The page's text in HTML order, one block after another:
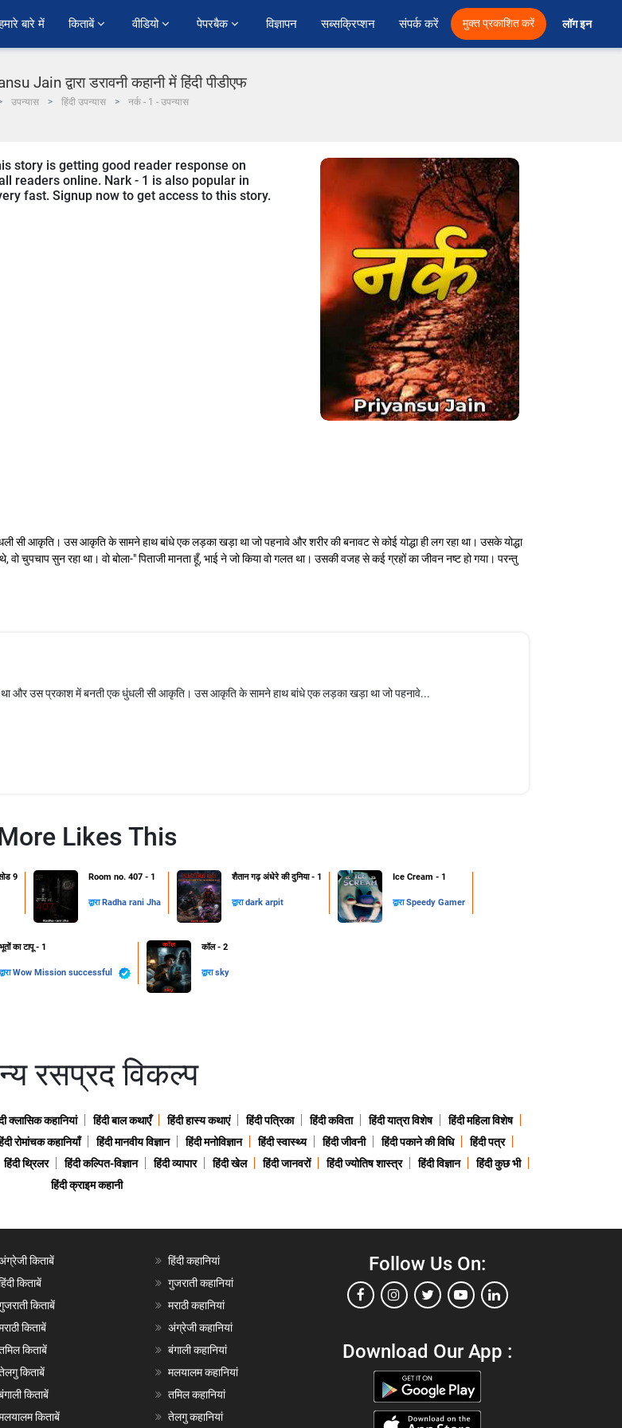
बारे में किताबें वीडियो पेपरबैक विज्ञापन सब्सक्रिप्शन संपर्क करें मुक्त प्रकाशित करें लॉग इन
Jain द्वारा डरावनी कहानी में हिंदी पीडीएफ
उपन्यास हिंदी उपन्यास नर्क - 1 - उपन्यास
story is getting good reader response on
readers online. Nark - 1 is also popular in
fast. Signup now to get access to this story.
आकृति। उस आकृति के सामने हाथ बांधे एक लड़का खड़ा था जो पहनावे और शरीर की बनावट से कोई योद्धा ही लग रहा था। उसके योद्धा
सुन रहा था। वो बोला-" पिताजी मानता हूँ, भाई ने जो किया वो गलत था। उसकी वजह से कई ग्रहों का जीवन नष्ट हो गया। परन्तु
और उस प्रकाश में बनती एक धुंधली सी आकृति। उस आकृति के सामने हाथ बांधे एक लड़का खड़ा था जो पहनावे...
Likes This
9 Room no. 407 - 1
द्वारा Radha rani Jha
शैतान गढ़ अंधेरे की दुनिया - 1
द्वाराdark arpit
Ice Cream - 1
द्वाराSpeedy Gamer
भूतों का टापू - 1
द्वाराWow Mission successful
कॉल - 2
द्वाराsky
रसप्रद विकल्प
क्लासिक कहानियां हिंदी बाल कथाएँ हिंदी हास्य कथाएं हिंदी पत्रिका हिंदी कविता हिंदी यात्रा विशेष
हिंदी महिला विशेष
रोमांचक कहानियाँ हिंदी मानवीय विज्ञान हिंदी मनोविज्ञान हिंदी स्वास्थ्य हिंदी जीवनी हिंदी पकाने की विधि
हिंदी पत्र
हिंदी थ्रिलर हिंदी कल्पित-विज्ञान हिंदी व्यापार हिंदी खेल हिंदी जानवरों हिंदी ज्योतिष शास्त्र हिंदी विज्ञान
हिंदी कुछ भी
हिंदी क्राइम कहानी
किताबें
किताबें
किताबें
किताबें
किताबें
किताबें
किताबें
किताबें
हिंदी कहानियां
गुजराती कहानियां
मराठी कहानियां
अंग्रेजी कहानियां
बंगाली कहानियां
मलयालम कहानियां
तमिल कहानियां
तेलगु कहानियां
Follow Us On:
Download Our App :